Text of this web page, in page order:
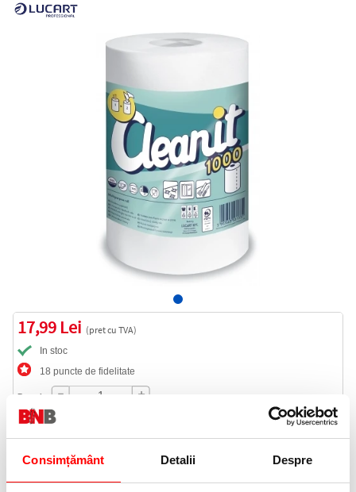
Consimțământ Detalii Despre
17,99 Lei (pret cu TVA)
In stoc
18 puncte de fidelitate
Bucati:
Cod produs:
Informatii livrare